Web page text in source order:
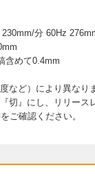
分 60Hz
含めて0.4mm
など）により異なり
切』にし、リリース
ご確認ください。